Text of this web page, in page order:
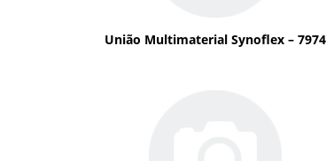
União Multimaterial Synoflex – 7974